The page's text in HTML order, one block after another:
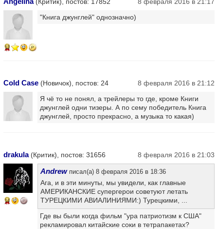
13
"Книга джунглей" однозначно)
Cold Case (Новичок), постов: 24
8 февраля 2016 в 21:12
Я чё то не понял, а трейлеры то где, кроме Книги
джунглей одни тизеры. А по сему победитель Книга
джунглей, просто прекрасно, а музыка то какая)
drakula(Критик), постов: 31656 8 февраля 2016 в 21:03
14
Andrewписал(а) 8 февраля 2016 в 18:36
Ага, и в эти минуты, мы увидели, как главные
АМЕРИКАНСКИЕ супергерои советуют летать
ТУРЕЦКИМИ АВИАЛИНИЯМИ:) Турецкими, ...
Где вы были когда фильм "ура патриотизм к США"
рекламировал китайские соки в тетрапакетах?